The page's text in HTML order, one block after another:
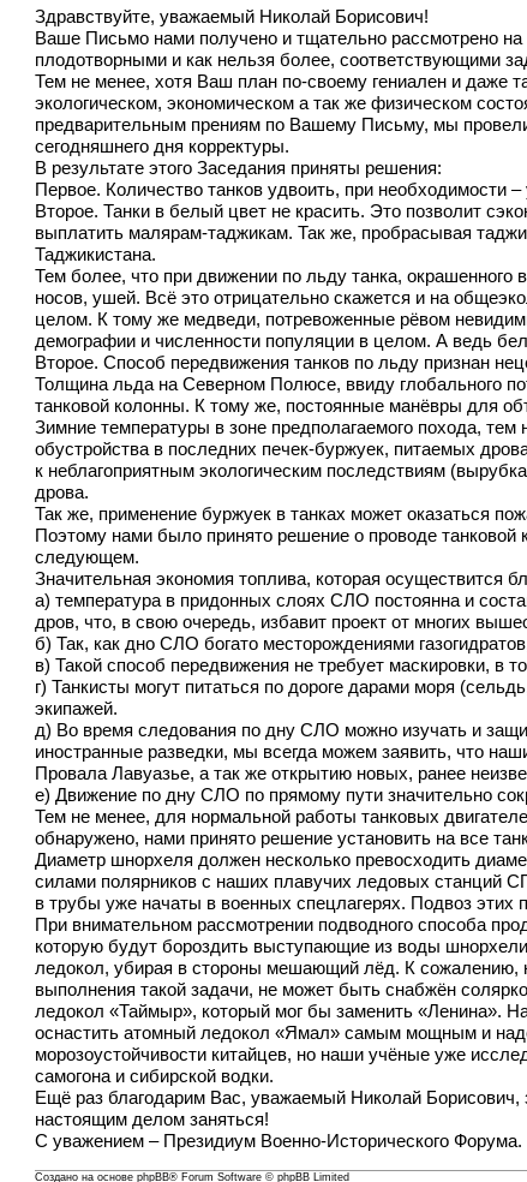
Здравствуйте, уважаемый Николай Борисович!
Ваше Письмо нами получено и тщательно рассмотрено
плодотворными и как нельзя более, соответствующими
Тем не менее, хотя Ваш план по-своему гениален и даже
экологическом, экономическом а так же физическом
предварительным прениям по Вашему Письму, мы
сегодняшнего дня корректуры.
В результате этого Заседания приняты решения:
Первое. Количество танков удвоить, при необходимости
Второе. Танки в белый цвет не красить. Это позволит
выплатить малярам-таджикам. Так же, пробрасывая
Таджикистана.
Тем более, что при движении по льду танка,
носов, ушей. Всё это отрицательно скажется и на
целом. К тому же медведи, потревоженные рёвом
демографии и численности популяции в целом. А ведь
Второе. Способ передвижения танков по льду признан
Толщина льда на Северном Полюсе, ввиду глобального
танковой колонны. К тому же, постоянные манёвры для
Зимние температуры в зоне предполагаемого похода, тем
обустройства в последних печек-буржуек, питаемых
к неблагоприятным экологическим последствиям
дрова.
Так же, применение буржуек в танках может оказаться
Поэтому нами было принято решение о проводе
следующем.
Значительная экономия топлива, которая осуществится
а) температура в придонных слоях СЛО постоянна и
дров, что, в свою очередь, избавит проект от многих
б) Так, как дно СЛО богато месторождениями
в) Такой способ передвижения не требует маскировки, в
г) Танкисты могут питаться по дороге дарами моря
экипажей.
д) Во время следования по дну СЛО можно изучать и
иностранные разведки, мы всегда можем заявить, что
Провала Лавуазье, а так же открытию новых, ранее
е) Движение по дну СЛО по прямому пути значительно
Тем не менее, для нормальной работы танковых
обнаружено, нами принято решение установить на все
Диаметр шнорхеля должен несколько превосходить
силами полярников с наших плавучих ледовых станций
в трубы уже начаты в военных спецлагерях. Подвоз этих
При внимательном рассмотрении подводного способа
которую будут бороздить выступающие из воды
ледокол, убирая в стороны мешающий лёд. К сожалению,
выполнения такой задачи, не может быть снабжён
ледокол «Таймыр», который мог бы заменить «Ленина».
оснастить атомный ледокол «Ямал» самым мощным и
морозоустойчивости китайцев, но наши учёные уже
самогона и сибирской водки.
Ещё раз благодарим Вас, уважаемый Николай
настоящим делом заняться!
С уважением – Президиум Военно-Исторического Форума.
Создано на основеphpBB® Forum Software © phpBB Limited